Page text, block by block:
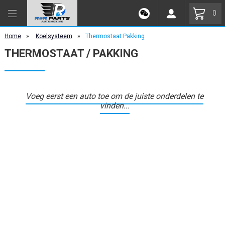
0
Home » Koelsysteem » Thermostaat Pakking
THERMOSTAAT / PAKKING
Voeg eerst een auto toe om de juiste onderdelen te
vinden...